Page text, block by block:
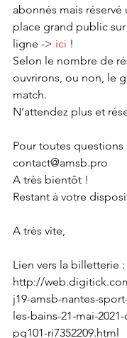
abonnés mais réservé
place grand public
ligne -> ici !
Selon le nombre de
ouvrirons, ou non, le
match.
N’attendez plus et
Pour toutes questions
contact@amsb.pro
A très bientôt !
Restant à votre
A très vite,
Lien vers la billetterie :
http://
j19-amsb-nantes-
les-bains-21-mai-
pg101-ri7352209.html